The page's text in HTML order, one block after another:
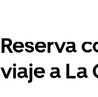
Reserva
viaje a La